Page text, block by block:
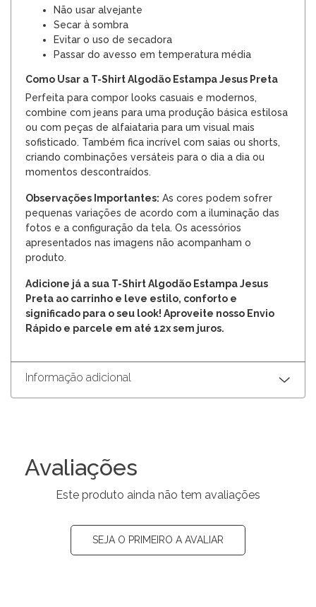
Não usar alvejante
Secar à sombra
Evitar o uso de secadora
Passar do avesso em temperatura média
Como Usar a T-Shirt Algodão Estampa Jesus Preta
Perfeita para compor looks casuais e modernos,
combine com jeans para uma produção básica estilosa
ou com peças de alfaiataria para um visual mais
sofisticado. Também fica incrível com saias ou shorts,
criando combinações versáteis para o dia a dia ou
momentos descontraídos.
Observações Importantes: As cores podem sofrer
pequenas variações de acordo com a iluminação das
fotos e a configuração da tela. Os acessórios
apresentados nas imagens não acompanham o
produto.
Adicione já a sua T-Shirt Algodão Estampa Jesus
Preta ao carrinho e leve estilo, conforto e
significado para o seu look! Aproveite nosso Envio
Rápido e parcele em até 12x sem juros.
Informação adicional
Avaliações
Este produto ainda não tem avaliações
SEJA O PRIMEIRO A AVALIAR